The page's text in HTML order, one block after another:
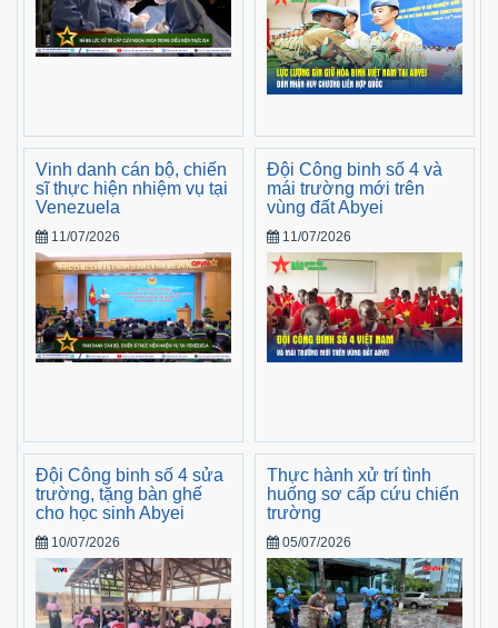
Vinh danh cán bộ, chiến
sĩ thực hiện nhiệm vụ tại
Venezuela
11/07/2026
Đội Công binh số 4 và
mái trường mới trên
vùng đất Abyei
11/07/2026
Đội Công binh số 4 sửa
trường, tặng bàn ghế
cho học sinh Abyei
10/07/2026
Thực hành xử trí tình
huống sơ cấp cứu chiến
trường
05/07/2026